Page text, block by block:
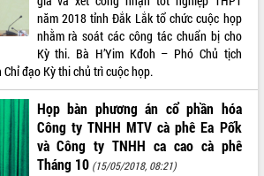
năm 2018 tỉnh Đắk Lắk tổ chức cuộc họp
nhằm rà soát các công tác chuẩn bị cho
Kỳ thi. Bà H’Yim Kđoh – Phó Chủ tịch
Chỉ đạo Kỳ thi chủ trì cuộc họp.
Họp bàn phương án cổ phần hóa
Công ty TNHH MTV cà phê Ea Pốk
và Công ty TNHH ca cao cà phê
Tháng 10 (15/05/2018, 08:21)